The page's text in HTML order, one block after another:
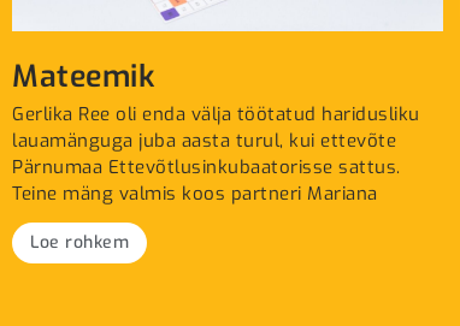
Mateemik
Gerlika Ree oli enda välja töötatud haridusliku
lauamänguga juba aasta turul, kui ettevõte
Pärnumaa Ettevõtlusinkubaatorisse sattus.
Teine mäng valmis koos partneri Mariana
Loe rohkem